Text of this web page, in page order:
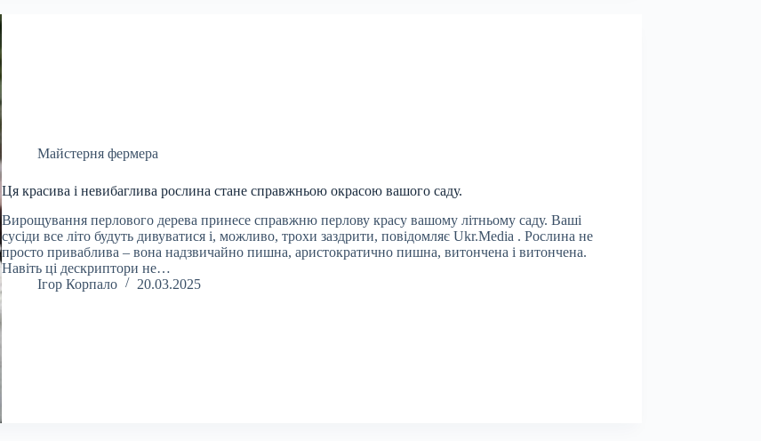
Майстерня фермера
Ця красива і невибаглива рослина стане справжньою окрасою вашого саду.
Вирощування перлового дерева принесе справжню перлову красу вашому літньому саду. Ваші
сусіди все літо будуть дивуватися і, можливо, трохи заздрити, повідомляє Ukr.Media . Рослина не
просто приваблива – вона надзвичайно пишна, аристократично пишна, витончена і витончена.
Навіть ці дескриптори не…
Ігор Корпало
20.03.2025